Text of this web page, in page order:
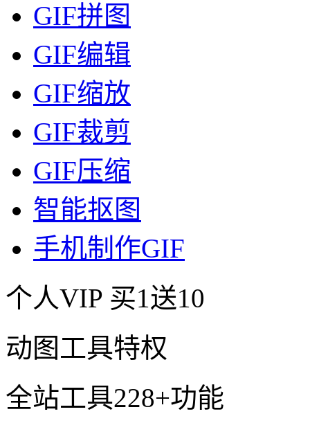
GIF拼图
GIF编辑
GIF缩放
GIF裁剪
GIF压缩
智能抠图
手机制作GIF
个人VIP 买1送10
动图工具特权
全站工具228+功能